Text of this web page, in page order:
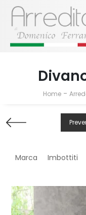
Home -
Marca Imbottiti